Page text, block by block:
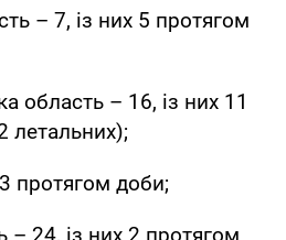
– 7, із них 5 протягом
область – 16, із них 11
летальних);
протягом доби;